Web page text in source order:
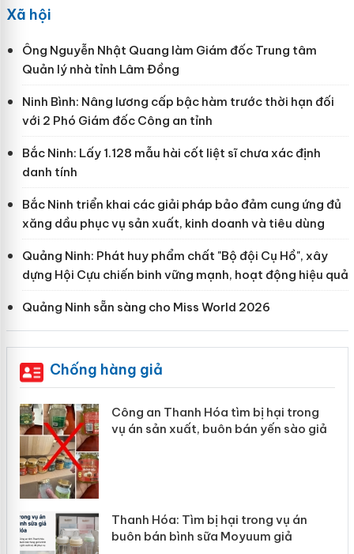
Xã hội
Ông Nguyễn Nhật Quang làm Giám đốc Trung tâm
Quản lý nhà tỉnh Lâm Đồng
Ninh Bình: Nâng lương cấp bậc hàm trước thời hạn đối
với 2 Phó Giám đốc Công an tỉnh
Bắc Ninh: Lấy 1.128 mẫu hài cốt liệt sĩ chưa xác định
danh tính
Bắc Ninh triển khai các giải pháp bảo đảm cung ứng đủ
xăng dầu phục vụ sản xuất, kinh doanh và tiêu dùng
Quảng Ninh: Phát huy phẩm chất "Bộ đội Cụ Hồ", xây
dựng Hội Cựu chiến binh vững mạnh, hoạt động hiệu quả
Quảng Ninh sẵn sàng cho Miss World 2026
Chống hàng giả
hại trong
yến sào giả
vụ án
giả
Lào Cai xử lý 83 vụ vi phạm
mại trong tháng 7
Hưng Yên: Xử lý 6 hộ kinh
hàng giả mạo nhãn hiệu